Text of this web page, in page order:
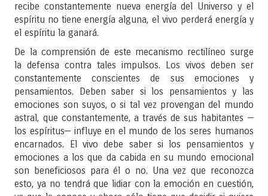
recibe constantemente nueva energía del Universo y el
espíritu no tiene energía alguna, el vivo perderá energía y
el espíritu la ganará.
De la comprensión de este mecanismo rectilíneo surge
la defensa contra tales impulsos. Los vivos deben ser
constantemente conscientes de sus emociones y
pensamientos. Deben saber si los pensamientos y las
emociones son suyos, o si tal vez provengan del mundo
astral, que constantemente, a través de sus habitantes —
los espíritus— influye en el mundo de los seres humanos
encarnados. El vivo debe saber si los pensamientos y
emociones a los que da cabida en su mundo emocional
son beneficiosos para él o no. Una vez que reconozca
esto, ya no tendrá que lidiar con la emoción en cuestión,